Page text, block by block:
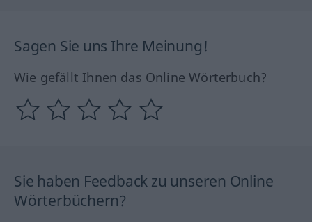
Sagen Sie uns Ihre Meinung!
Wie gefällt Ihnen das Online Wörterbuch?
Sie haben Feedback zu unseren Online
Wörterbüchern?